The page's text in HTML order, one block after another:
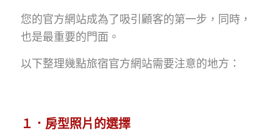
您的官方網站成為了吸引顧客的第一步，同時，
也是最重要的門面。
以下整理幾點旅宿官方網站需要注意的地方：
１．房型照片的選擇